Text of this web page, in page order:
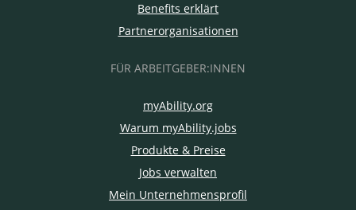
Benefits erklärt
Partnerorganisationen
FÜR ARBEITGEBER:INNEN
myAbility.org
Warum myAbility.jobs
Produkte & Preise
Jobs verwalten
Mein Unternehmensprofil